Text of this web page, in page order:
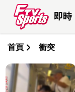
即時
首頁 衝突